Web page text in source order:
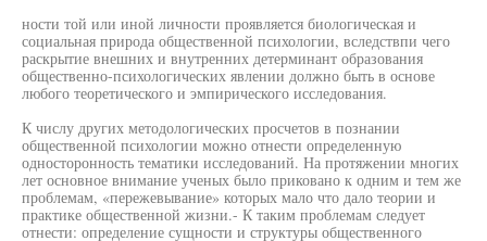
ности той или иной личности проявляется биологическая и
социальная природа общественной психологии, вследствпи чего
раскрытие внешних и внутренних детерминант образования
общественно-психологических явлении должно быть в основе
любого теоретического и эмпирического исследования.
К числу других методологических просчетов в познании
общественной психологии можно отнести определенную
односторонность тематики исследований. На протяжении многих
лет основное внимание ученых было приковано к одним и тем же
проблемам, «пережевывание» которых мало что дало теории и
практике общественной жизни.- К таким проблемам следует
отнести: определение сущности и структуры общественного